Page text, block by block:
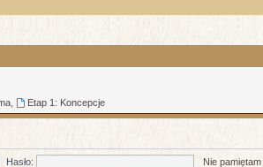
, Etap 1: Koncepcje
Hasło: Nie pamiętam